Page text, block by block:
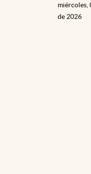
miércoles,
de 2026